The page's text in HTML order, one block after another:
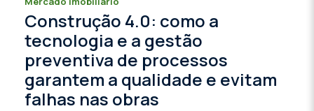
Construção 4.0: como a
tecnologia e a gestão
preventiva de processos
garantem a qualidade e evitam
falhas nas obras